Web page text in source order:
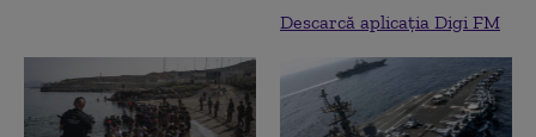
Descarcă aplicația Digi FM